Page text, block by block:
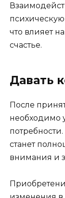
что влияет
счастье.
Давать
После
необходимо
станет
внимания и